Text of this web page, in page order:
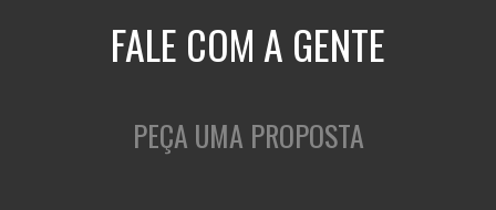
FALE COM A GENTE
PEÇA UMA PROPOSTA